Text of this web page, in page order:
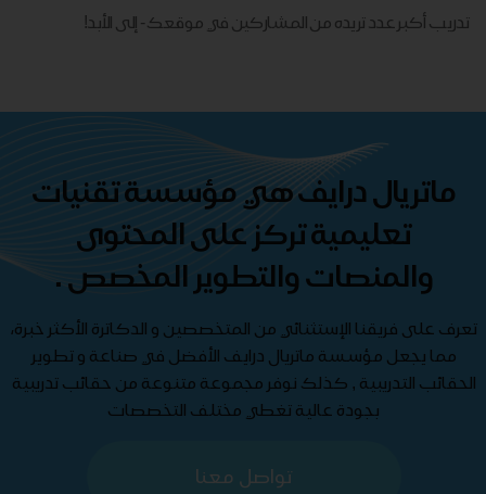
تدريب أكبر عدد تريده من المشاركين في موقعك - ​​إلى الأبد!
ماتريال درايف هي مؤسسة تقنيات
تعليمية تركز على المحتوى
والمنصات والتطوير المخصص .
تعرف على فريقنا الإستثنائي من المتخصصين و الدكاترة الأكثر خبرة،
مما يجعل مؤسسة ماتريال درايف الأفضل في صناعة و تطوير
الحقائب التدريبية , كذلك نوفر مجموعة متنوعة من حقائب تدريبية
بجودة عالية تغطي مختلف التخصصات
تواصل معنا